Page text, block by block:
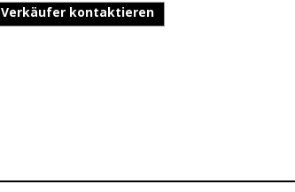
Verkäufer kontaktieren